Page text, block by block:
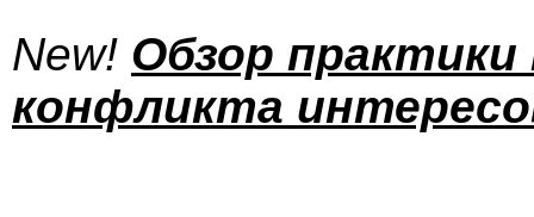
New! Обзор
конфликта